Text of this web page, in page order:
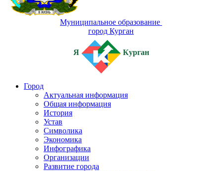
Муниципальное образование
город Курган
Я Курган
Город
Актуальная информация
Общая информация
История
Устав
Символика
Экономика
Инфографика
Организации
Развитие города